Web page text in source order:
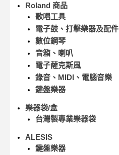
Roland 商品
歌唱工具
電子鼓、打擊樂器及配件
數位鋼琴
音箱、喇叭
電子薩克斯風
錄音、MIDI、電腦音樂
鍵盤樂器
樂器袋/盒
台灣製專業樂器袋
ALESIS
鍵盤樂器